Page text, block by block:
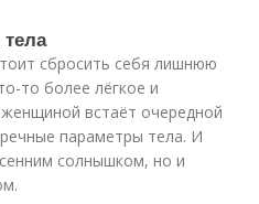
сбросить себя лишнюю
то более лёгкое и
встаёт очередной
параметры тела. И
солнышком, но и